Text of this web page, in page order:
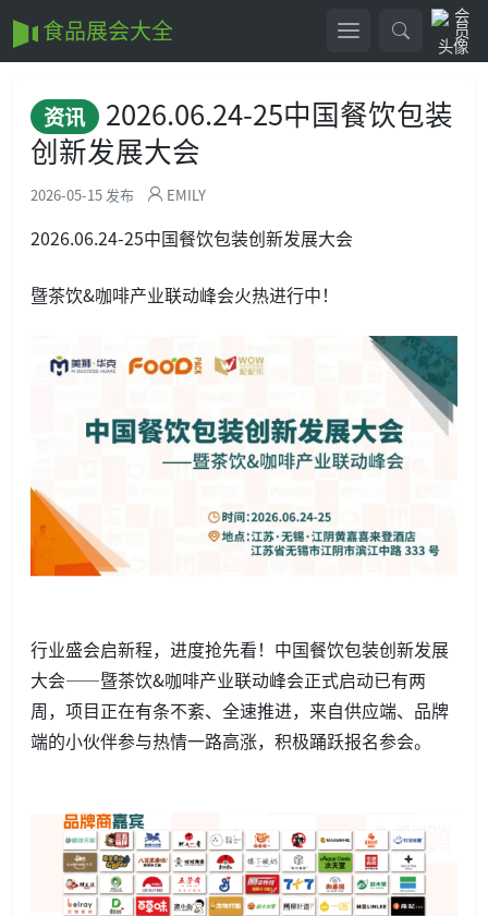
食品展会大全
资讯 2026.06.24-25中国餐饮包装
创新发展大会
2026-05-15 发布 EMILY
2026.06.24-25中国餐饮包装创新发展大会
暨茶饮&咖啡产业联动峰会火热进行中！
行业盛会启新程，进度抢先看！中国餐饮包装创新发展
大会——暨茶饮&咖啡产业联动峰会正式启动已有两
周，项目正在有条不紊、全速推进，来自供应端、品牌
端的小伙伴参与热情一路高涨，积极踊跃报名参会。